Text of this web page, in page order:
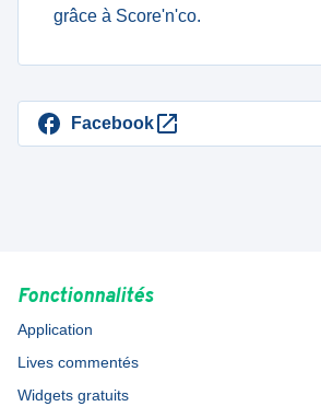
grâce à Score'n'co.
Facebook
Fonctionnalités
Application
Lives commentés
Widgets gratuits